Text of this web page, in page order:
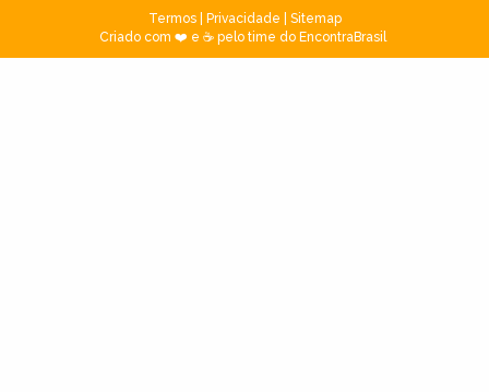
Termos| Privacidade
Sitemap
Criado com ❤️ e ☕ pelo time do EncontraBrasil